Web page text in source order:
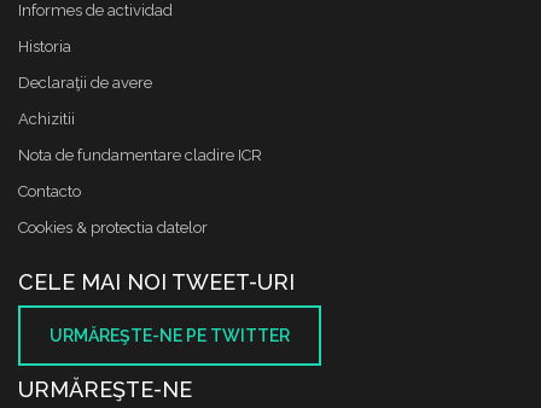
Informes de actividad
Historia
Declaraţii de avere
Achizitii
Nota de fundamentare cladire ICR
Contacto
Cookies & protectia datelor
CELE MAI NOI TWEET-URI
URMĂREŞTE-NE PE TWITTER
URMĂREŞTE-NE